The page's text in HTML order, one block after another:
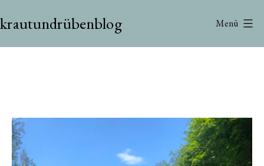
Inhalt
krautundrübenblog Menü